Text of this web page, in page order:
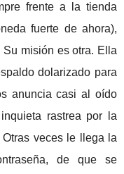
frente a la tienda
fuerte de ahora),
misión es otra. Ella
dolarizado para
anuncia casi al oído
rastrea por la
veces le llega la
de que se